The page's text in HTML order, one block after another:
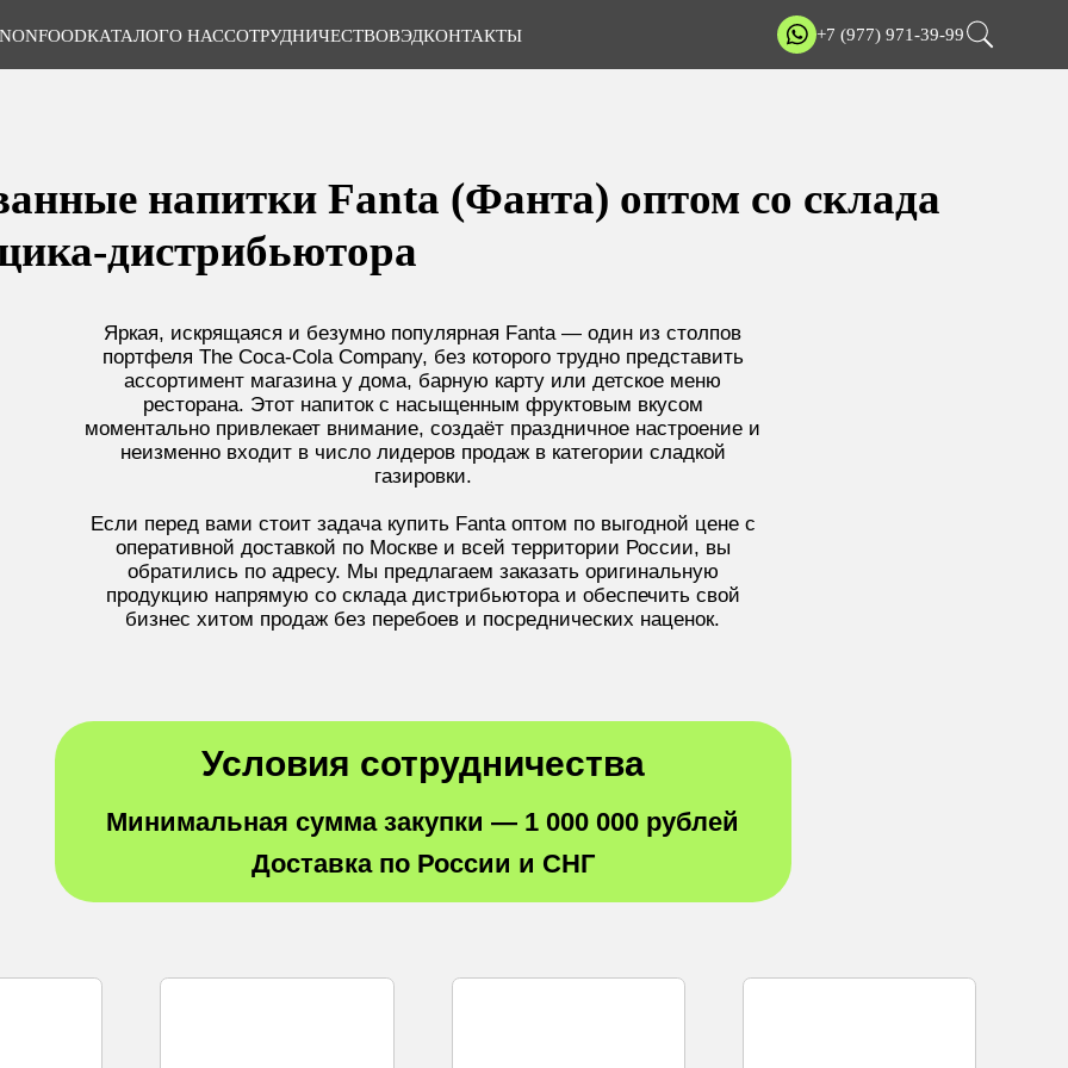
КАТАЛОГО НАССОТРУДНИЧЕСТВОВЭДКОНТАКТЫ +7 (977) 971-39-99
напитки Fanta (Фанта) оптом со склада
дистрибьютора
Яркая, искрящаяся и безумно популярная Fanta — один из столпов
портфеля The Coca-Cola Company, без которого трудно представить
ассортимент магазина у дома, барную карту или детское меню
ресторана. Этот напиток с насыщенным фруктовым вкусом
моментально привлекает внимание, создаёт праздничное настроение и
неизменно входит в число лидеров продаж в категории сладкой
газировки.
Если перед вами стоит задача купить Fanta оптом по выгодной цене с
оперативной доставкой по Москве и всей территории России, вы
обратились по адресу. Мы предлагаем заказать оригинальную
продукцию напрямую со склада дистрибьютора и обеспечить свой
бизнес хитом продаж без перебоев и посреднических наценок.
Условия сотрудничества
Минимальная сумма закупки — 1 000 000 рублей
Доставка по России и СНГ